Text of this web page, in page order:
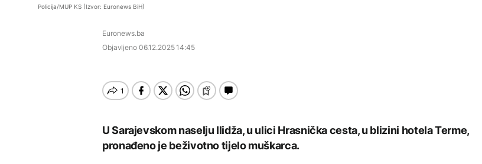
RS
Nuklearka Krško
visokih temperatura
Save
EVROPA
graničnim prelazima u
EU: Koja je svrha EES
sistema ako se isključuje
Skočile cijene nafte na
svjetskom tržištu, hoće li
se to odraziti na BiH
Istorijska presuda protiv
Mete, zbog ugrožavanja
miliona dolara
KULTURA
Rat i pijesak prijete
Policija/MUP KS (Izvor: Euronews BiH)
Euronews.ba
Objavljeno 06.12.2025 14:45
U Sarajevskom naselju Ilidža, u ulici Hrasnička cesta, u blizini hotela Terme,
pronađeno je beživotno tijelo muškarca.